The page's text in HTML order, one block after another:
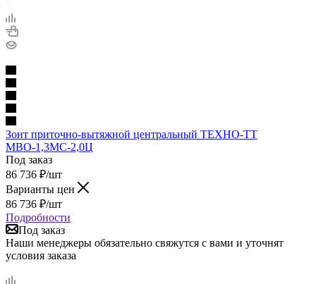
Зонт приточно-вытяжной центральный ТЕХНО-ТТ
МВО-1,3МС-2,0Ц
Под заказ
86 736 ₽/шт
Варианты цен
86 736 ₽/шт
Подробности
Под заказ
Наши менеджеры обязательно свяжутся с вами и уточнят
условия заказа